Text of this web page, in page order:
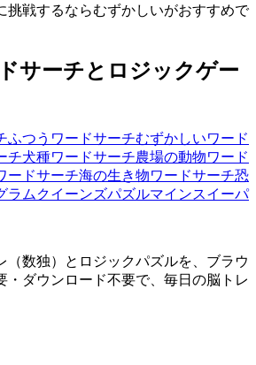
挑戦するならむずかしいがおすすめで
サーチとロジックゲー
ふつうワードサーチむずかしいワード
チ犬種ワードサーチ農場の動物ワード
ードサーチ海の生き物ワードサーチ恐
ラムクイーンズパズルマインスイーパ
（数独）とロジックパズルを、ブラウ
・ダウンロード不要で、毎日の脳トレ